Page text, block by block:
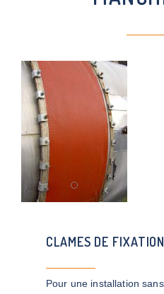
CLAMES DE FIXATION
Pour une installation